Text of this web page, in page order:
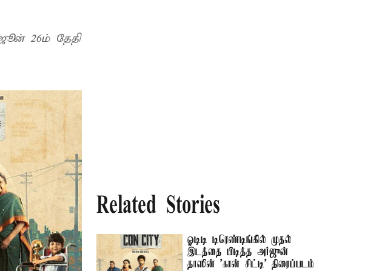
26ம் தேதி
Related Stories
ஓடிடி டிரெண்டிங்கில் முதல்
இடத்தை பிடித்த அர்ஜுன்
தாஸின் 'கான் சிட்டி' திரைப்படம்